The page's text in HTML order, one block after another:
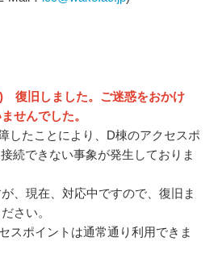
復旧しました。ご迷惑をおかけ
せんでした。
したことにより、D棟のアクセスポ
続できない事象が発生しておりま
、現在、対応中ですので、復旧ま
さい。
スポイントは通常通り利用できま